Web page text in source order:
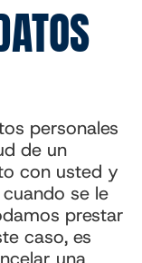
personales
de un
con usted y
se le
prestar
caso, es